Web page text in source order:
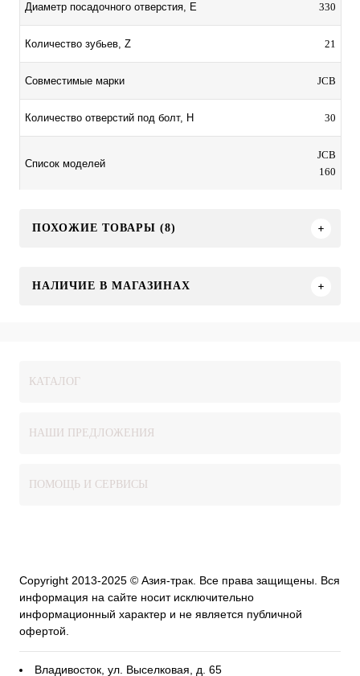
Диаметр посадочного отверстия, E 330
Количество зубьев, Z 21
Совместимые марки JCB
Количество отверстий под болт, H 30
Список моделей
JCB
160
ПОХОЖИЕ ТОВАРЫ (8)
НАЛИЧИЕ В МАГАЗИНАХ
КАТАЛОГ
НАШИ ПРЕДЛОЖЕНИЯ
ПОМОЩЬ И СЕРВИСЫ
Copyright 2013-2025 © Азия-трак. Все права защищены. Вся
информация на сайте носит исключительно
информационный характер и не является публичной
офертой.
Владивосток, ул. Выселковая, д. 65